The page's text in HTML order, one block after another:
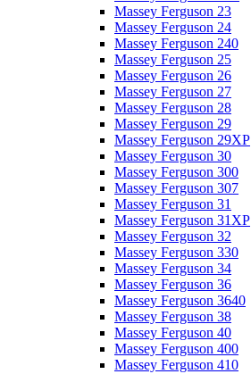
Massey Ferguson 23
Massey Ferguson 24
Massey Ferguson 240
Massey Ferguson 25
Massey Ferguson 26
Massey Ferguson 27
Massey Ferguson 28
Massey Ferguson 29
Massey Ferguson 29XP
Massey Ferguson 30
Massey Ferguson 300
Massey Ferguson 307
Massey Ferguson 31
Massey Ferguson 31XP
Massey Ferguson 32
Massey Ferguson 330
Massey Ferguson 34
Massey Ferguson 36
Massey Ferguson 3640
Massey Ferguson 38
Massey Ferguson 40
Massey Ferguson 400
Massey Ferguson 410